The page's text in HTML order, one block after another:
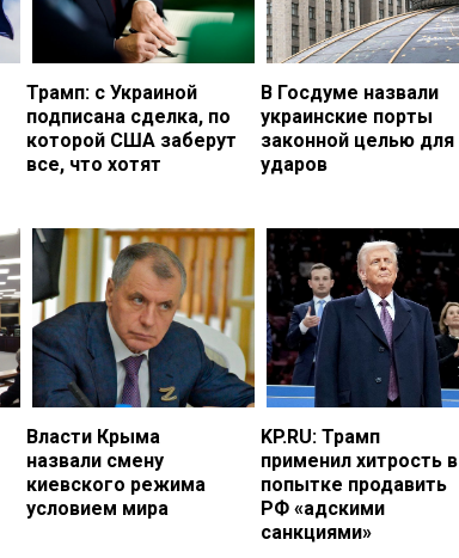
Трамп: с Украиной
подписана сделка, по
которой США заберут
все, что хотят
В Госдуме назвали
украинские порты
законной целью для
ударов
Власти Крыма
назвали смену
киевского режима
условием мира
KP.RU: Трамп
применил хитрость в
попытке продавить
РФ «адскими
санкциями»